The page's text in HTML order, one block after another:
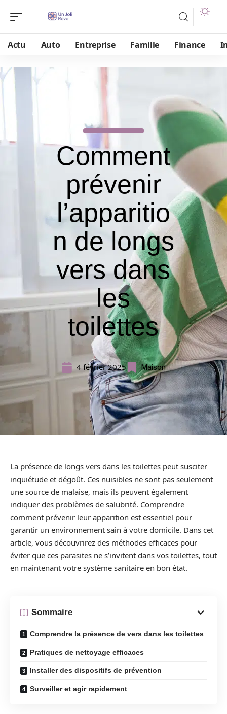
Actu Auto Entreprise Famille Finance
Comment
prévenir
l’apparitio
n de longs
vers dans
les
toilettes
4 février 2025 Maison
La présence de longs vers dans les toilettes peut susciter
inquiétude et dégoût. Ces nuisibles ne sont pas seulement
une source de malaise, mais ils peuvent également
indiquer des problèmes de salubrité. Comprendre
comment prévenir leur apparition est essentiel pour
garantir un environnement sain à votre domicile. Dans cet
article, vous découvrirez des méthodes efficaces pour
éviter que ces parasites ne s’invitent dans vos toilettes, tout
en maintenant votre système sanitaire en bon état.
Sommaire
Comprendre la présence de vers dans les toilettes
Pratiques de nettoyage efficaces
Installer des dispositifs de prévention
Surveiller et agir rapidement